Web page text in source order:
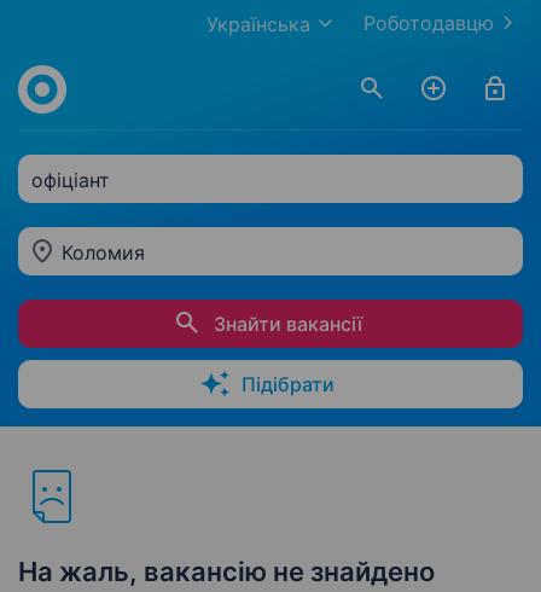
Роботодавцю
Українська
офіціант
Коломия
Знайти вакансії
Підібрати
На жаль, вакансію не знайдено